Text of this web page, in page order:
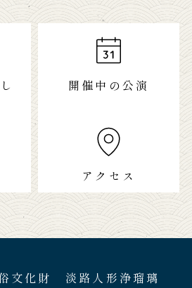
開催中の公演
アクセス
文化財 淡路人形浄瑠璃